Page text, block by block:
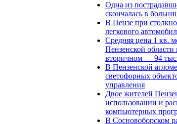
Одна из
скончалась в
В Пензе при
легкового
Средняя цена 1 кв.
Пензенской
вторичном — 94
В Пензенской
светофорных
управления
Двое жителей
использовании и
компьютерных
В Сосновоборском